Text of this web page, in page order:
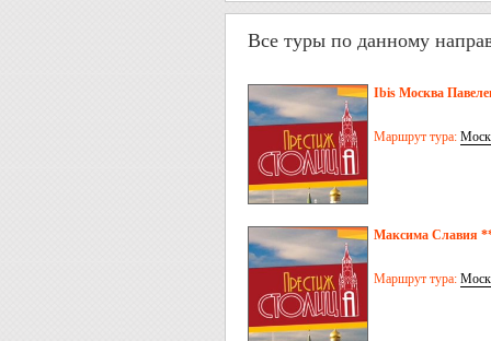
Все туры по данному
Ibis Москва
Маршрут тура:
Максима Славия
Маршрут тура: